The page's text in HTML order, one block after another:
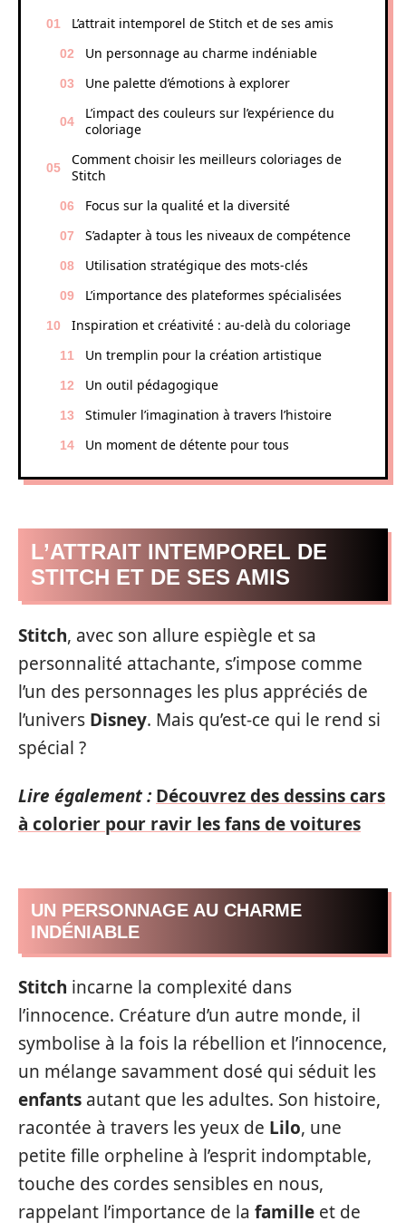
L’attrait intemporel de Stitch et de ses amis
Un personnage au charme indéniable
Une palette d’émotions à explorer
L’impact des couleurs sur l’expérience du
coloriage
Comment choisir les meilleurs coloriages de
Stitch
Focus sur la qualité et la diversité
S’adapter à tous les niveaux de compétence
Utilisation stratégique des mots-clés
L’importance des plateformes spécialisées
Inspiration et créativité : au-delà du coloriage
Un tremplin pour la création artistique
Un outil pédagogique
Stimuler l’imagination à travers l’histoire
Un moment de détente pour tous
L’ATTRAIT INTEMPOREL DE
STITCH ET DE SES AMIS
Stitch, avec son allure espiègle et sa
personnalité attachante, s’impose comme
l’un des personnages les plus appréciés de
l’univers Disney. Mais qu’est-ce qui le rend si
spécial ?
Lire également : Découvrez des dessins cars
à colorier pour ravir les fans de voitures
UN PERSONNAGE AU CHARME
INDÉNIABLE
Stitch incarne la complexité dans
l’innocence. Créature d’un autre monde, il
symbolise à la fois la rébellion et l’innocence,
un mélange savamment dosé qui séduit les
enfants autant que les adultes. Son histoire,
racontée à travers les yeux de Lilo, une
petite fille orpheline à l’esprit indomptable,
touche des cordes sensibles en nous,
rappelant l’importance de la famille et de